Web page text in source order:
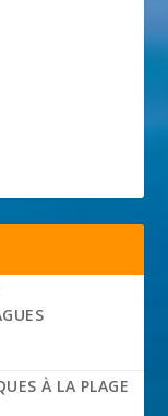
À LA PLAGE